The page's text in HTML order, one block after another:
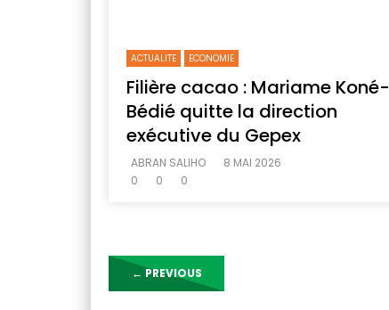
ACTUALITE ECONOMIE
Filière cacao : Mariame Koné-
Bédié quitte la direction
exécutive du Gepex
ABRAN SALIHO
8 MAI 2026
0
0 0
← PREVIOUS